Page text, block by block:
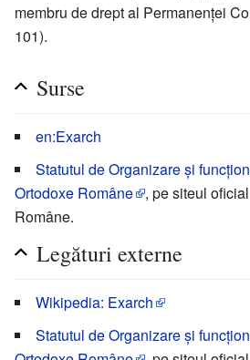
membru de drept al Permanenței
101).
Surse
en:Exarch
Statutul de Organizare și
Ortodoxe Române
, pe siteul
Române.
Legături externe
Wikipedia: Exarch
Statutul de Organizare și